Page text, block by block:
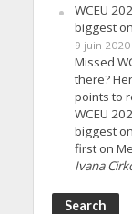
WCEU
biggest
9 juin 2020
Missed
there?
points to
WCEU
biggest
first on
Ivana
Search